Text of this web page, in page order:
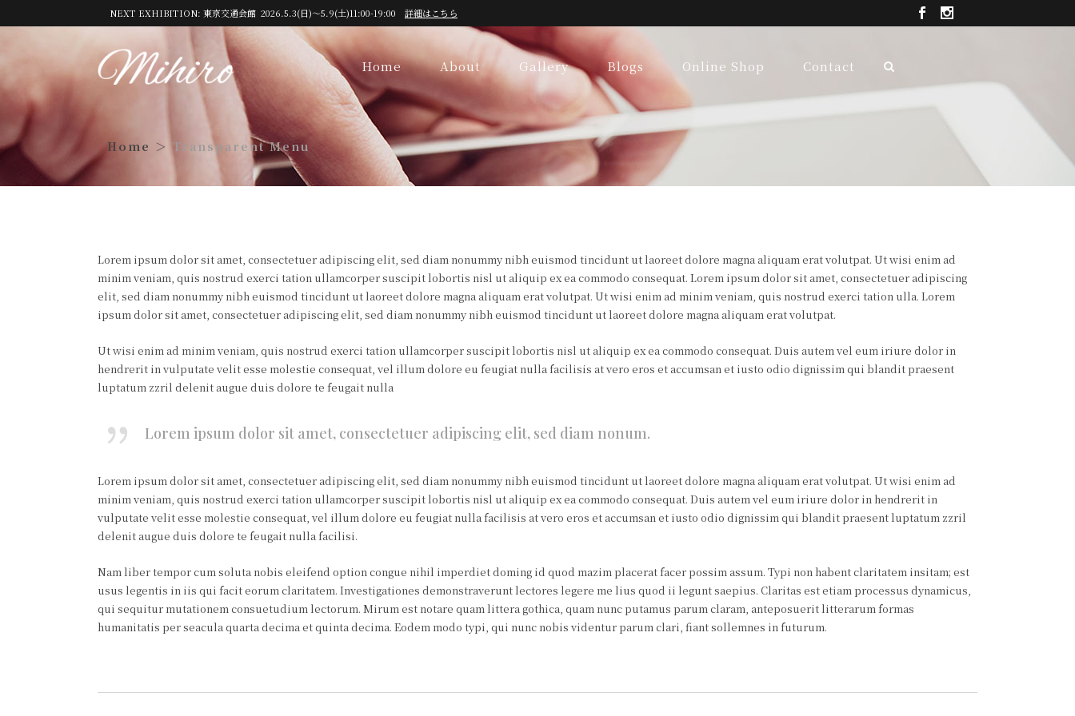
NEXT EXHIBITION: 東京交通会館 2026.5.3(日)～5.9(土)11:00-19:00 詳細はこちら
Home About Gallery Blogs Online Shop Contact
Transparent Menu
Lorem ipsum dolor sit amet, consectetuer adipiscing elit, sed diam nonummy nibh euismod tincidunt ut laoreet dolore magna aliquam erat volutpat. Ut wisi enim ad
minim veniam, quis nostrud exerci tation ullamcorper suscipit lobortis nisl ut aliquip ex ea commodo consequat. Lorem ipsum dolor sit amet, consectetuer adipiscing
elit, sed diam nonummy nibh euismod tincidunt ut laoreet dolore magna aliquam erat volutpat. Ut wisi enim ad minim veniam, quis nostrud exerci tation ulla. Lorem
ipsum dolor sit amet, consectetuer adipiscing elit, sed diam nonummy nibh euismod tincidunt ut laoreet dolore magna aliquam erat volutpat.
Ut wisi enim ad minim veniam, quis nostrud exerci tation ullamcorper suscipit lobortis nisl ut aliquip ex ea commodo consequat. Duis autem vel eum iriure dolor in
hendrerit in vulputate velit esse molestie consequat, vel illum dolore eu feugiat nulla facilisis at vero eros et accumsan et iusto odio dignissim qui blandit praesent
luptatum zzril delenit augue duis dolore te feugait nulla
Lorem ipsum dolor sit amet, consectetuer adipiscing elit, sed diam nonum.
Lorem ipsum dolor sit amet, consectetuer adipiscing elit, sed diam nonummy nibh euismod tincidunt ut laoreet dolore magna aliquam erat volutpat. Ut wisi enim ad
minim veniam, quis nostrud exerci tation ullamcorper suscipit lobortis nisl ut aliquip ex ea commodo consequat. Duis autem vel eum iriure dolor in hendrerit in
vulputate velit esse molestie consequat, vel illum dolore eu feugiat nulla facilisis at vero eros et accumsan et iusto odio dignissim qui blandit praesent luptatum zzril
delenit augue duis dolore te feugait nulla facilisi.
Nam liber tempor cum soluta nobis eleifend option congue nihil imperdiet doming id quod mazim placerat facer possim assum. Typi non habent claritatem insitam; est
usus legentis in iis qui facit eorum claritatem. Investigationes demonstraverunt lectores legere me lius quod ii legunt saepius. Claritas est etiam processus dynamicus,
qui sequitur mutationem consuetudium lectorum. Mirum est notare quam littera gothica, quam nunc putamus parum claram, anteposuerit litterarum formas
humanitatis per seacula quarta decima et quinta decima. Eodem modo typi, qui nunc nobis videntur parum clari, fiant sollemnes in futurum.